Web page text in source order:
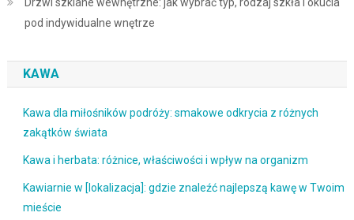
pod indywidualne wnętrze
KAWA
Kawa dla miłośników podróży: smakowe odkrycia z różnych
zakątków świata
Kawa i herbata: różnice, właściwości i wpływ na organizm
Kawiarnie w [lokalizacja]: gdzie znaleźć najlepszą kawę w Twoim
mieście